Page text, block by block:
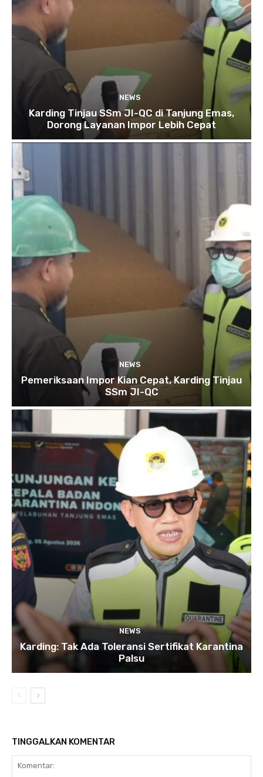
NEWS
Karding Tinjau SSm JI-QC di Tanjung Emas,
Dorong Layanan Impor Lebih Cepat
NEWS
Pemeriksaan Impor Kian Cepat, Karding Tinjau
SSm JI-QC
NEWS
Karding: Tak Ada Toleransi Sertifikat Karantina
Palsu
TINGGALKAN KOMENTAR